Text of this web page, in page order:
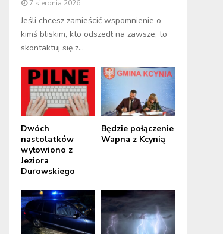
7 sierpnia 2026
Jeśli chcesz zamieścić wspomnienie o
kimś bliskim, kto odszedł na zawsze, to
skontaktuj się z...
Dwóch
nastolatków
wyłowiono z
Jeziora
Durowskiego
Będzie połączenie
Wapna z Kcynią